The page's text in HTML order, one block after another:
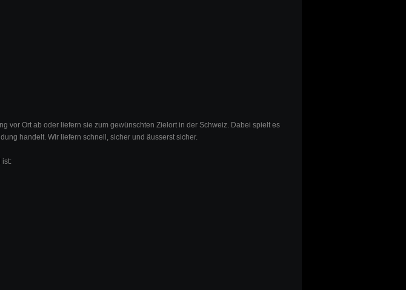
vor Ort ab oder liefern sie zum gewünschten Zielort in der Schweiz. Dabei spielt es
handelt. Wir liefern schnell, sicher und äusserst sicher.
ist: